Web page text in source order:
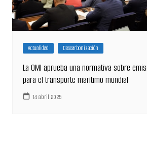
Actualidad Descarbonización
La OMI aprueba una normativa sobre
para el transporte marítimo mundial
14 abril 2025